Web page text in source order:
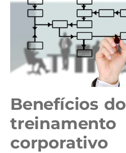
Benefícios do
treinamento
corporativo